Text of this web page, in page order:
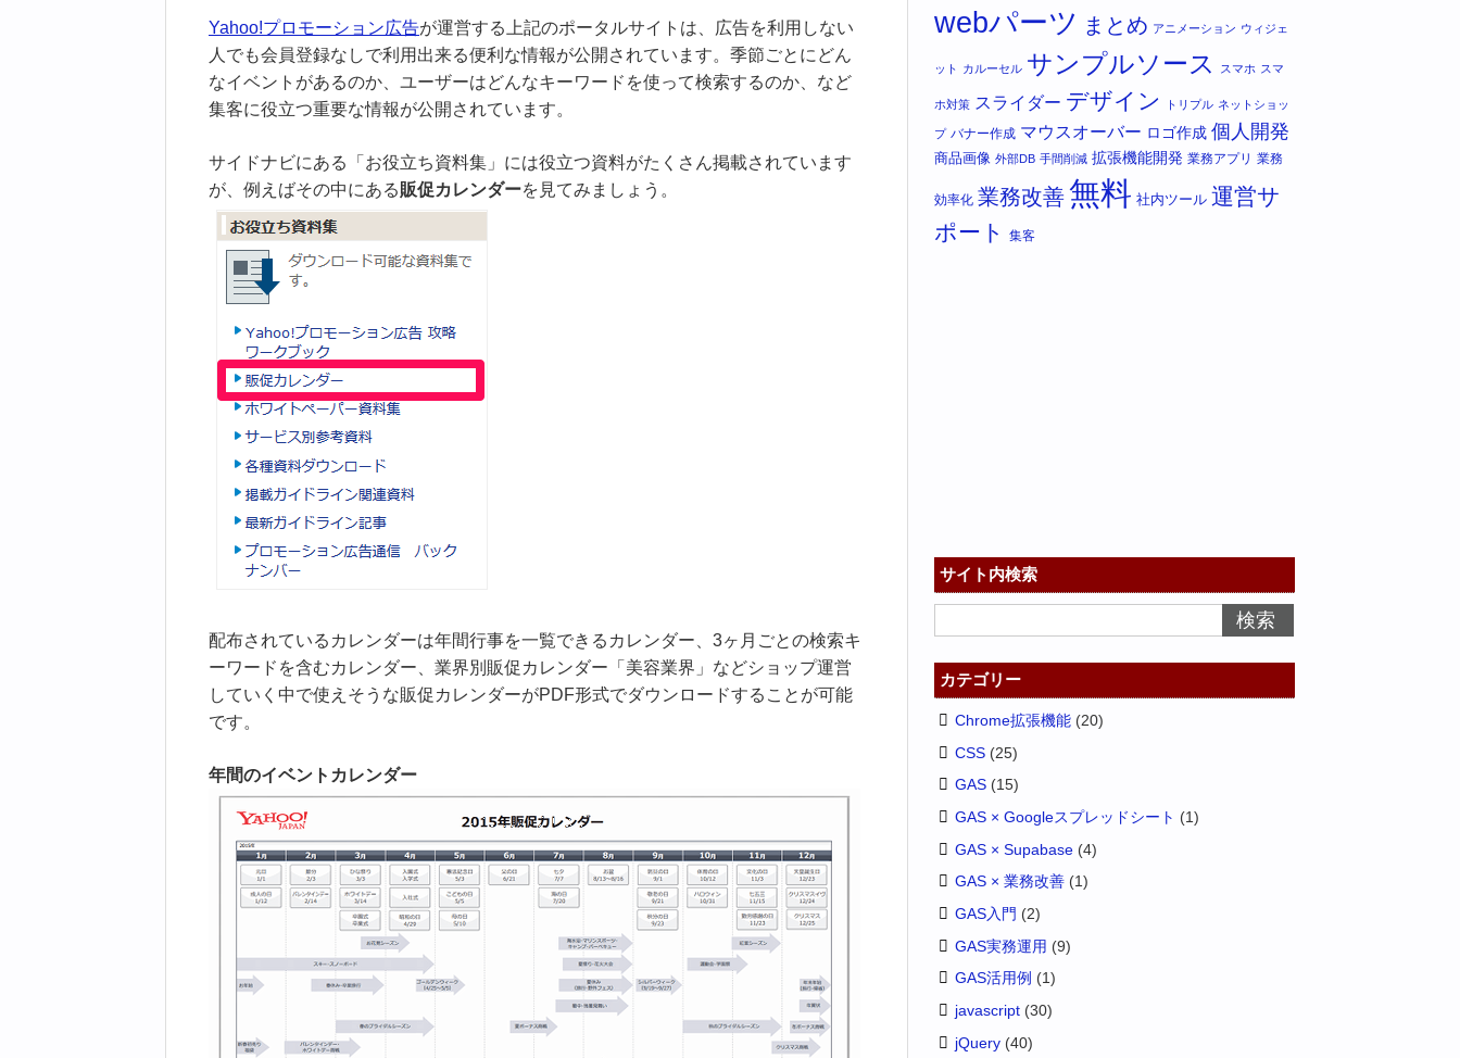
Yahoo!プロモーション広告が運営する上記のポータルサイトは、広告を利用しない
人でも会員登録なしで利用出来る便利な情報が公開されています。季節ごとにどん
なイベントがあるのか、ユーザーはどんなキーワードを使って検索するのか、など
集客に役立つ重要な情報が公開されています。
サイドナビにある「お役立ち資料集」には役立つ資料がたくさん掲載されています
が、例えばその中にある販促カレンダーを見てみましょう。
配布されているカレンダーは年間行事を一覧できるカレンダー、3ヶ月ごとの検索キ
ーワードを含むカレンダー、業界別販促カレンダー「美容業界」などショップ運営
していく中で使えそうな販促カレンダーがPDF形式でダウンロードすることが可能
です。
年間のイベントカレンダー
webパーツ まとめ アニメーション ウィジェ
ット カルーセル サンプルソース スマホ スマ
ホ対策 スライダー デザイン トリプル ネットショッ
プ バナー作成 マウスオーバー ロゴ作成 個人開発
商品画像 外部DB 手間削減 拡張機能開発 業務アプリ 業務
効率化 業務改善無料 社内ツール 運営サ
ポート
集客
サイト内検索
カテゴリー
Chrome拡張機能 (20)
CSS (25)
GAS (15)
GAS × Googleスプレッドシート (1)
GAS × Supabase (4)
GAS × 業務改善 (1)
GAS入門 (2)
GAS実務運用 (9)
GAS活用例 (1)
javascript (30)
jQuery (40)